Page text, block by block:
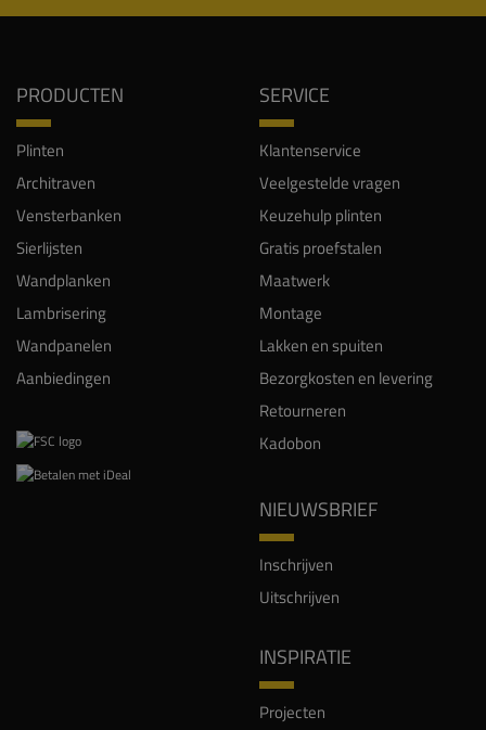
PRODUCTEN
Plinten
Architraven
Vensterbanken
Sierlijsten
Wandplanken
Lambrisering
Wandpanelen
Aanbiedingen
SERVICE
Klantenservice
Veelgestelde vragen
Keuzehulp plinten
Gratis proefstalen
Maatwerk
Montage
Lakken en spuiten
Bezorgkosten en levering
Retourneren
Kadobon
NIEUWSBRIEF
Inschrijven
Uitschrijven
INSPIRATIE
Projecten